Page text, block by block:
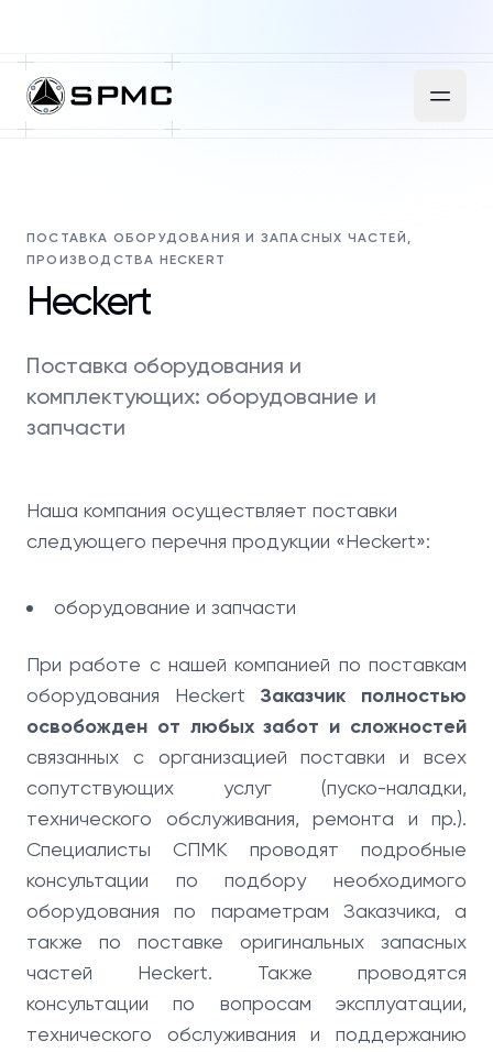
ПОСТАВКА ОБОРУДОВАНИЯ И ЗАПАСНЫХ ЧАСТЕЙ,
ПРОИЗВОДСТВА HECKERT
Heckert
Поставка оборудования и
комплектующих: оборудование и
запчасти
Наша компания осуществляет поставки
следующего перечня продукции «Heckert»:
оборудование и запчасти
При работе с нашей компанией по поставкам
оборудования Heckert Заказчик полностью
освобожден от любых забот и сложностей
связанных с организацией поставки и всех
сопутствующих услуг (пуско-наладки,
технического обслуживания, ремонта и пр.).
Специалисты СПМК проводят подробные
консультации по подбору необходимого
оборудования по параметрам Заказчика, а
также по поставке оригинальных запасных
частей Heckert. Также проводятся
консультации по вопросам эксплуатации,
технического обслуживания и поддержанию